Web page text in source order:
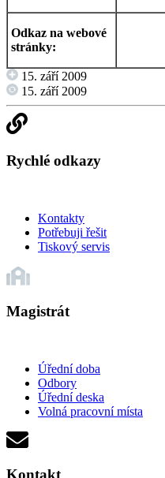
Odkaz na webové
stránky:
15. září 2009
15. září 2009
Rychlé odkazy
Kontakty
Potřebuji řešit
Tiskový servis
Magistrát
Úřední doba
Odbory
Úřední deska
Volná pracovní místa
Kontakt